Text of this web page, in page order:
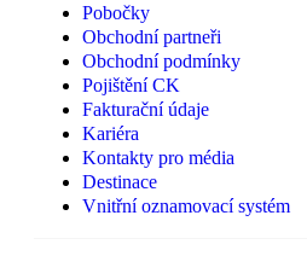
Pobočky
Obchodní partneři
Obchodní podmínky
Pojištění CK
Fakturační údaje
Kariéra
Kontakty pro média
Destinace
Vnitřní oznamovací systém